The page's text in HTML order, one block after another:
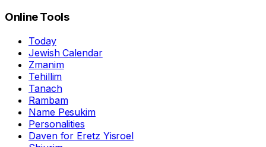
Online Tools
Today
Jewish Calendar
Zmanim
Tehillim
Tanach
Rambam
Name Pesukim
Personalities
Daven for Eretz Yisroel